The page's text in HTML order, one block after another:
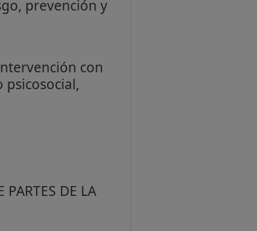
prevención y
con
DE LA